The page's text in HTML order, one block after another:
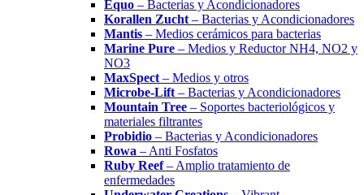
Equo – Bacterias y Acondicionadores
Korallen Zucht – Bacterias y Acondicionadores
Mantis – Medios cerámicos para bacterias
Marine Pure – Medios y Reductor NH4, NO2 y
NO3
MaxSpect – Medios y otros
Microbe-Lift – Bacterias y Acondicionadores
Mountain Tree – Soportes bacteriológicos y
materiales filtrantes
Probidio – Bacterias y Acondicionadores
Rowa – Anti Fosfatos
Ruby Reef– Amplio tratamiento de
enfermedades